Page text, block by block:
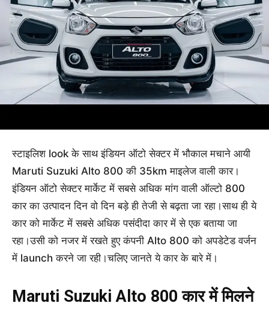
स्टाइलिश look के साथ इंडियन ऑटो सेक्टर में भौकाल मचाने आयी
Maruti Suzuki Alto 800 की 35km माइलेज वाली कार।
इंडियन ऑटो सेक्टर मार्केट में सबसे अधिक मांग वाली ऑल्टो 800
कार का उत्पादन दिन वो दिन बड़े ही तेजी से बढ़ता जा रहा।साथ ही ये
कार को मार्केट में सबसे अधिक पसंदीदा कार में से एक बताया जा
रहा।उसी को नजर में रखते हुए कंपनी Alto 800 को अपडेटेड वर्जन
में launch करने जा रही।चलिए जानते ये कार के बारे में।
Maruti Suzuki Alto 800 कार में मिलने